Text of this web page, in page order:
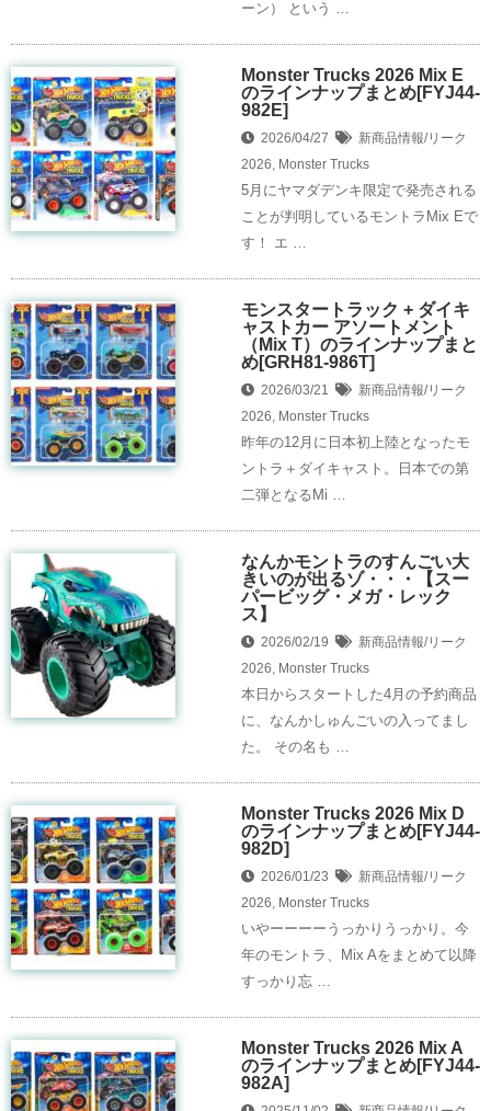
ーン） という …
Monster Trucks 2026 Mix E
のラインナップまとめ[FYJ44-
982E]
2026/04/27
新商品情報/リーク
2026, Monster Trucks
5月にヤマダデンキ限定で発売される
ことが判明しているモントラMix Eで
す！ エ …
モンスタートラック + ダイキ
ャストカー アソートメント
（Mix T）のラインナップまと
め[GRH81-986T]
2026/03/21
新商品情報/リーク
2026, Monster Trucks
昨年の12月に日本初上陸となったモ
ントラ＋ダイキャスト。日本での第
二弾となるMi …
なんかモントラのすんごい大
きいのが出るゾ・・・【スー
パービッグ・メガ・レック
ス】
2026/02/19
新商品情報/リーク
2026, Monster Trucks
本日からスタートした4月の予約商品
に、なんかしゅんごいの入ってまし
た。 その名も …
Monster Trucks 2026 Mix D
のラインナップまとめ[FYJ44-
982D]
2026/01/23
新商品情報/リーク
2026, Monster Trucks
いやーーーーうっかりうっかり。今
年のモントラ、Mix Aをまとめて以降
すっかり忘 …
Monster Trucks 2026 Mix A
のラインナップまとめ[FYJ44-
982A]